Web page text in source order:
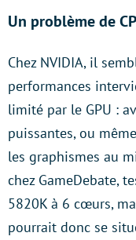
Un problème de
Chez NVIDIA, il
performances
limité par le GPU :
puissantes, ou
les graphismes au
chez GameDebate,
5820K à 6 cœurs,
pourrait donc se